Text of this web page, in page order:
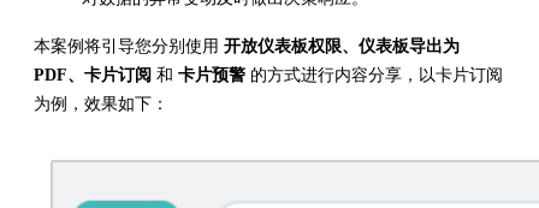
本案例将引导您分别使用 开放仪表板权限、仪表板导出为
PDF、卡片订阅 和 卡片预警 的方式进行内容分享，以卡片订阅
为例，效果如下：